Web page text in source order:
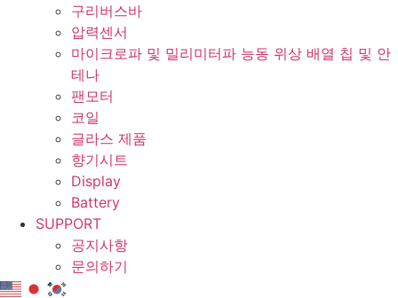
구리버스바
압력센서
마이크로파 및 밀리미터파 능동 위상 배열 칩 및 안
테나
팬모터
코일
글라스 제품
향기시트
Display
Battery
SUPPORT
공지사항
문의하기